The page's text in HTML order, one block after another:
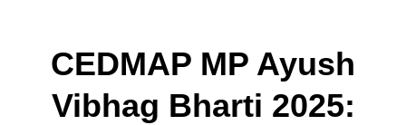
CEDMAP MP Ayush
Vibhag Bharti 2025: